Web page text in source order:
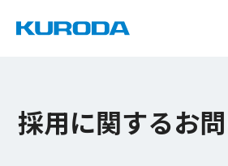
採用に関するお